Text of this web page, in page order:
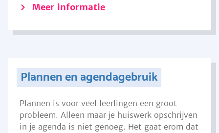
Meer informatie
Plannen en agendagebruik
Plannen is voor veel leerlingen een groot
probleem. Alleen maar je huiswerk opschrijven
in je agenda is niet genoeg. Het gaat erom dat